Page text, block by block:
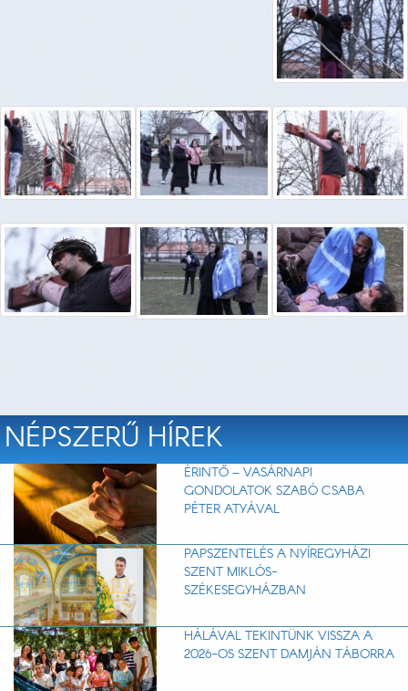
NÉPSZERŰ HÍREK
ÉRINTŐ – VASÁRNAPI
GONDOLATOK SZABÓ CSABA
PÉTER ATYÁVAL
PAPSZENTELÉS A NYÍREGYHÁZI
SZENT MIKLÓS-
SZÉKESEGYHÁZBAN
HÁLÁVAL TEKINTÜNK VISSZA A
2026-OS SZENT DAMJÁN TÁBORRA